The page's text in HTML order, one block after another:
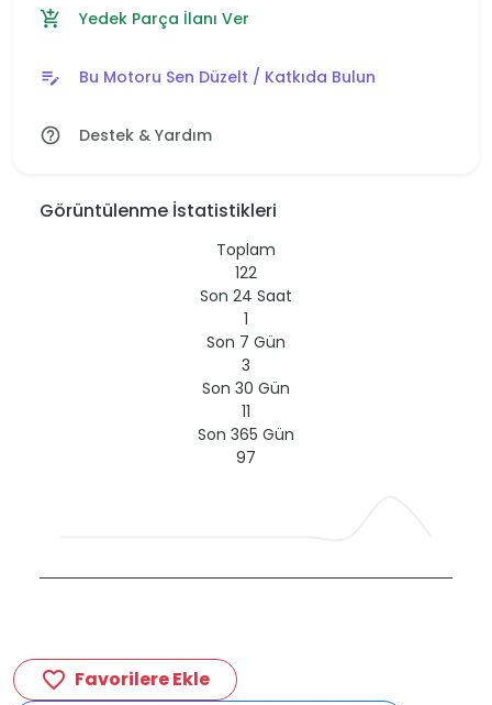
add_shopping_cart Yedek Parça İlanı Ver
edit_note Bu Motoru Sen Düzelt / Katkıda Bulun
help_outline Destek & Yardım
Görüntülenme İstatistikleri
Toplam
122
Son 24 Saat
1
Son 7 Gün
3
Son 30 Gün
11
Son 365 Gün
97
favorite_border Favorilere Ekle